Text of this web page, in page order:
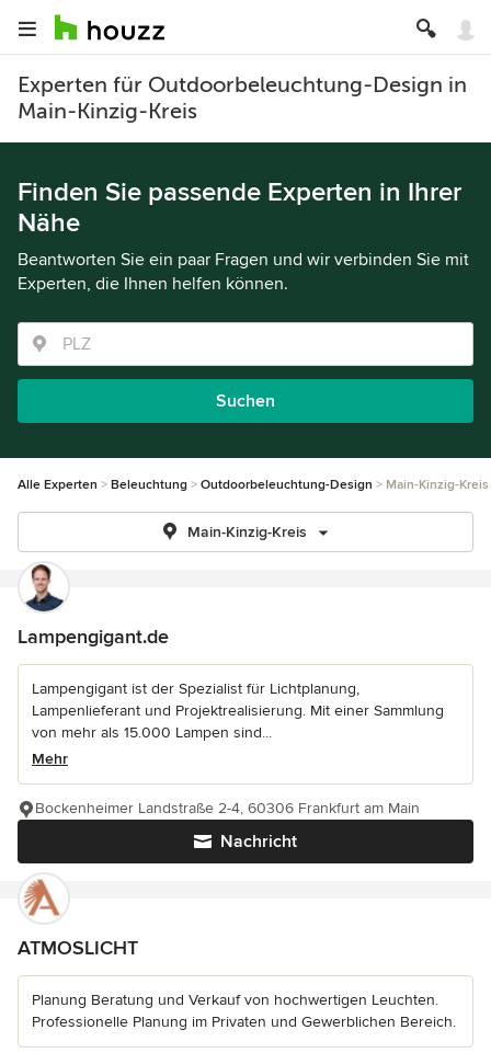
Experten für Outdoorbeleuchtung-Design in
Main-Kinzig-Kreis
Finden Sie passende Experten in Ihrer
Nähe
Beantworten Sie ein paar Fragen und wir verbinden Sie mit
Experten, die Ihnen helfen können.
Suchen
Alle Experten Beleuchtung Outdoorbeleuchtung-Design Main-Kinzig-Kreis
Main-Kinzig-Kreis
Lampengigant.de
Lampengigant ist der Spezialist für Lichtplanung,
Lampenlieferant und Projektrealisierung. Mit einer Sammlung
von mehr als 15.000 Lampen sind...
Mehr
Nachricht
Bockenheimer Landstraße 2-4, 60306 Frankfurt am Main
ATMOSLICHT
Planung Beratung und Verkauf von hochwertigen Leuchten.
Professionelle Planung im Privaten und Gewerblichen Bereich.